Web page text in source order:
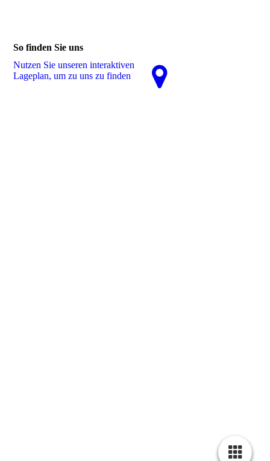
So finden Sie uns
Nutzen Sie unseren interaktiven
La­ge­plan, um zu uns zu finden